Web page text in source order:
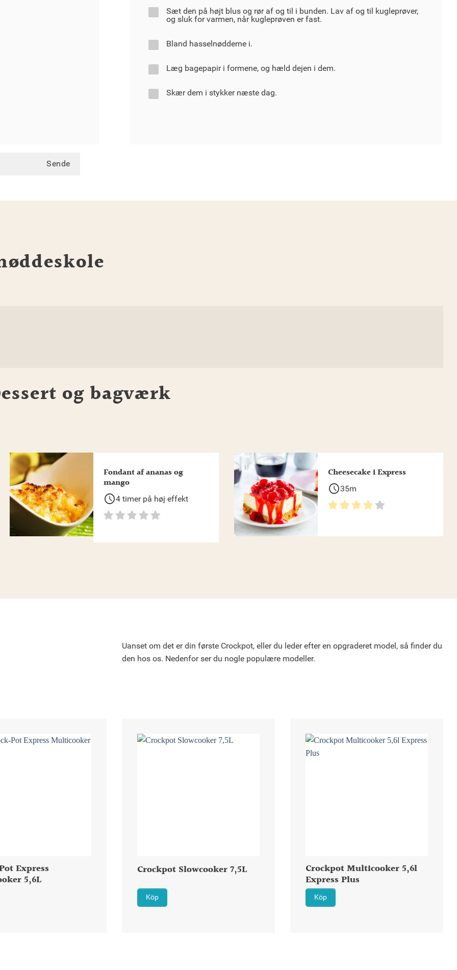
Sende
Sæt den på højt blus og rør af og til i bunden. Lav af og til kugleprøver,
og sluk for varmen, når kugleprøven er fast.
Bland hasselnødderne i.
Læg bagepapir i formene, og hæld dejen i dem.
Skær dem i stykker næste dag.
og bagværk
Fondant af ananas og
mango
schedule4 timer på høj effekt
Cheesecake i Express
schedule35m
Uanset om det er din første Crockpot, eller du leder efter en opgraderet model, så finder du
den hos os. Nedenfor ser du nogle populære modeller.
Express
5,6L
Crockpot Slowcooker 7,5L
Köp
Crockpot Multicooker 5,6l
Express Plus
Köp